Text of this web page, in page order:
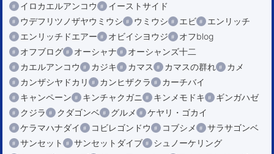
イロカエルアンコウ
イーストサイド
ウデフリツノザヤウミウシ
ウミウシ エビ
エンリッチ
エンリッチドエアー
オビイシヨウジ
オフblog
オフブログ
オーシャナ
オーシャンズ十二
カエルアンコウ
カジキ カマス カマスの群れ
カメ
カンザシヤドカリ
カンヒザクラ
カーチバイ
キャンペーン
キンチャクガニ キンメモドキ
ギンガハゼ
クジラ
クダゴンベ グルメ
ケヤリ・ゴカイ
ケラマハナダイ
コビレゴンドウ コブシメ
サラサゴンベ
サンセット
サンセットダイブ
シュノーケリング